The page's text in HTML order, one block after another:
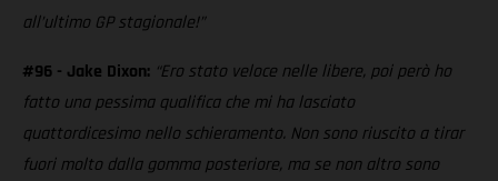
all’ultimo GP stagionale!”
#96 - Jake Dixon: “Ero stato veloce nelle libere, poi però ho
fatto una pessima qualifica che mi ha lasciato
quattordicesimo nello schieramento. Non sono riuscito a tirar
fuori molto dalla gomma posteriore, ma se non altro sono